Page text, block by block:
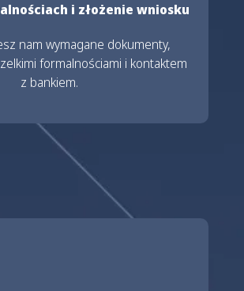
i złożenie wniosku
nam wymagane dokumenty,
formalnościami i kontaktem
z bankiem.